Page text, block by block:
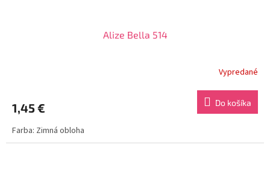
Alize Bella 514
Vypredané
1,45 € Do košíka
Farba: Zimná obloha